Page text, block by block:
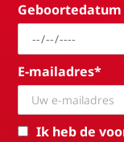
Geboortedatum
E-mailadres*
Ik heb de